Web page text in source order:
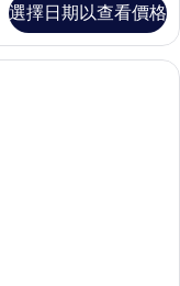
選擇日期以查看價格
公寓(兩房一廳) | 迷你吧